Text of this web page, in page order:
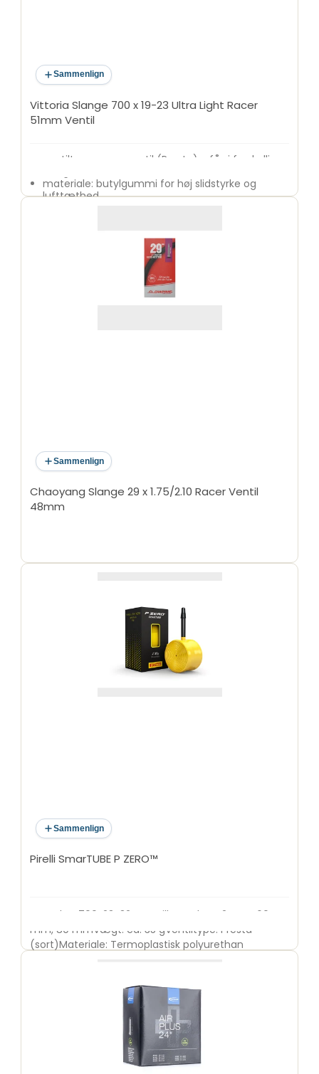
Sammenlign
Vittoria Slange 700 x 19-23 Ultra Light Racer
51mm Ventil
ventiltype: racer ventil (Presta) - fås i forskellige
materiale: butylgummi for høj slidstyrke og
lufttæthed
kompatibilitet: passer til smalle fælge og højt
Sammenlign
Chaoyang Slange 29 x 1.75/2.10 Racer Ventil
48mm
Sammenlign
Pirelli SmarTUBE P ZERO™
Størrelse: 700x23-32C
Ventillængder: 42 mm, 60
mm, 80 mm Vægt: ca. 35 g Ventiltype: Presta
(sort)Materiale: Termoplastisk polyurethan
P ZERO™ SmarTUBE er det ideelle valg for ryttere,
der ønsker at optimere deres cykels ydeevne med
en let og kompakt slange uden at ofre holdbarhed